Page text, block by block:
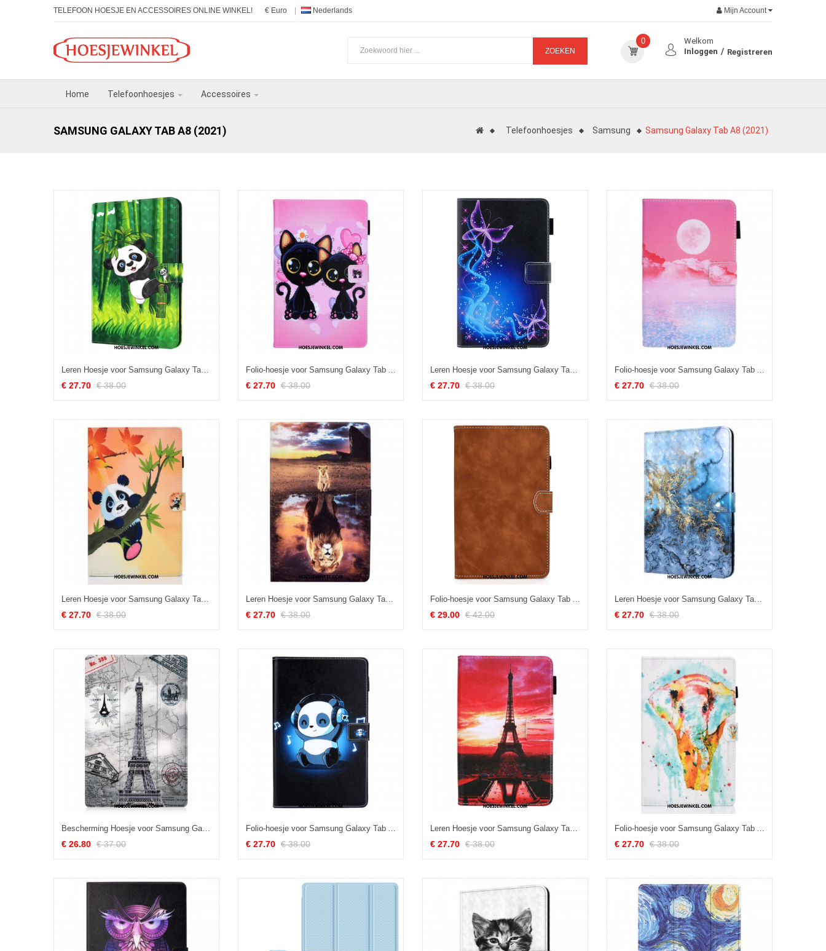
TELEFOON HOESJE EN ACCESSOIRES ONLINE WINKEL! € Euro Nederlands Mijn Account
ZOEKEN
Welkom
Inloggen
Registreren
0
Home Telefoonhoesjes Accessoires
SAMSUNG GALAXY TAB A8 (2021) Telefoonhoesjes Samsung Samsung Galaxy Tab A8 (2021)
Leren Hoesje voor Samsung Galaxy Tab A8 (2021) Panda
€ 27.70 € 38.00
Folio-hoesje voor Samsung Galaxy Tab A8 (2021) Paar Katten
€ 27.70 € 38.00
Leren Hoesje voor Samsung Galaxy Tab A8 (2021) Kleurrijke Vlinders
€ 27.70 € 38.00
Folio-hoesje voor Samsung Galaxy Tab A8 (2021) Droom Landschap
€ 27.70 € 38.00
Leren Hoesje voor Samsung Galaxy Tab A8 (2021) Leuke Panda
€ 27.70 € 38.00
Leren Hoesje voor Samsung Galaxy Tab A8 (2021) Welpen Droom
€ 27.70 € 38.00
Folio-hoesje voor Samsung Galaxy Tab A8 (2021) Vintage Design Leereffect
€ 29.00 € 42.00
Leren Hoesje voor Samsung Galaxy Tab A8 (2021) Marmer
€ 27.70 € 38.00
Bescherming Hoesje voor Samsung Galaxy Tab A8 (2021) Versterkte Retro Eiffeltoren
€ 26.80 € 37.00
Folio-hoesje voor Samsung Galaxy Tab A8 (2021) Funky Panda
€ 27.70 € 38.00
Leren Hoesje voor Samsung Galaxy Tab A8 (2021) Zonsondergang Eiffeltoren
€ 27.70 € 38.00
Folio-hoesje voor Samsung Galaxy Tab A8 (2021) Aquarel Olifant
€ 27.70 € 38.00